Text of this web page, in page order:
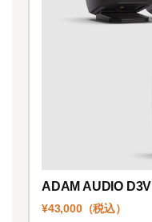
ADAM AUDIO D3V
¥43,000（税込）